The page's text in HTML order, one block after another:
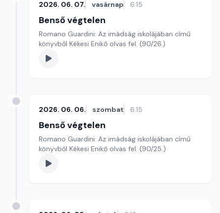
2026. 06. 07. vasárnap 6:15
Benső végtelen
Romano Guardini: Az imádság iskolájában című
könyvből Kékesi Enikő olvas fel. (90/26.)
2026. 06. 06. szombat 6:15
Benső végtelen
Romano Guardini: Az imádság iskolájában című
könyvből Kékesi Enikő olvas fel. (90/25.)